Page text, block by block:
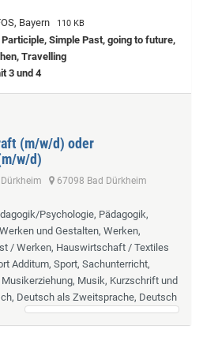
Bayern 110 KB
Simple Past, going to future,
Travelling
3 und 4
(m/w/d) oder
w/d)
Dürkheim 67098 Bad Dürkheim
Psychologie, Pädagogik,
und Gestalten, Werken,
/ Werken, Hauswirtschaft / Textiles
Additum, Sport, Sachunterricht,
Musik, Kurzschrift und
Deutsch als Zweitsprache, Deutsch